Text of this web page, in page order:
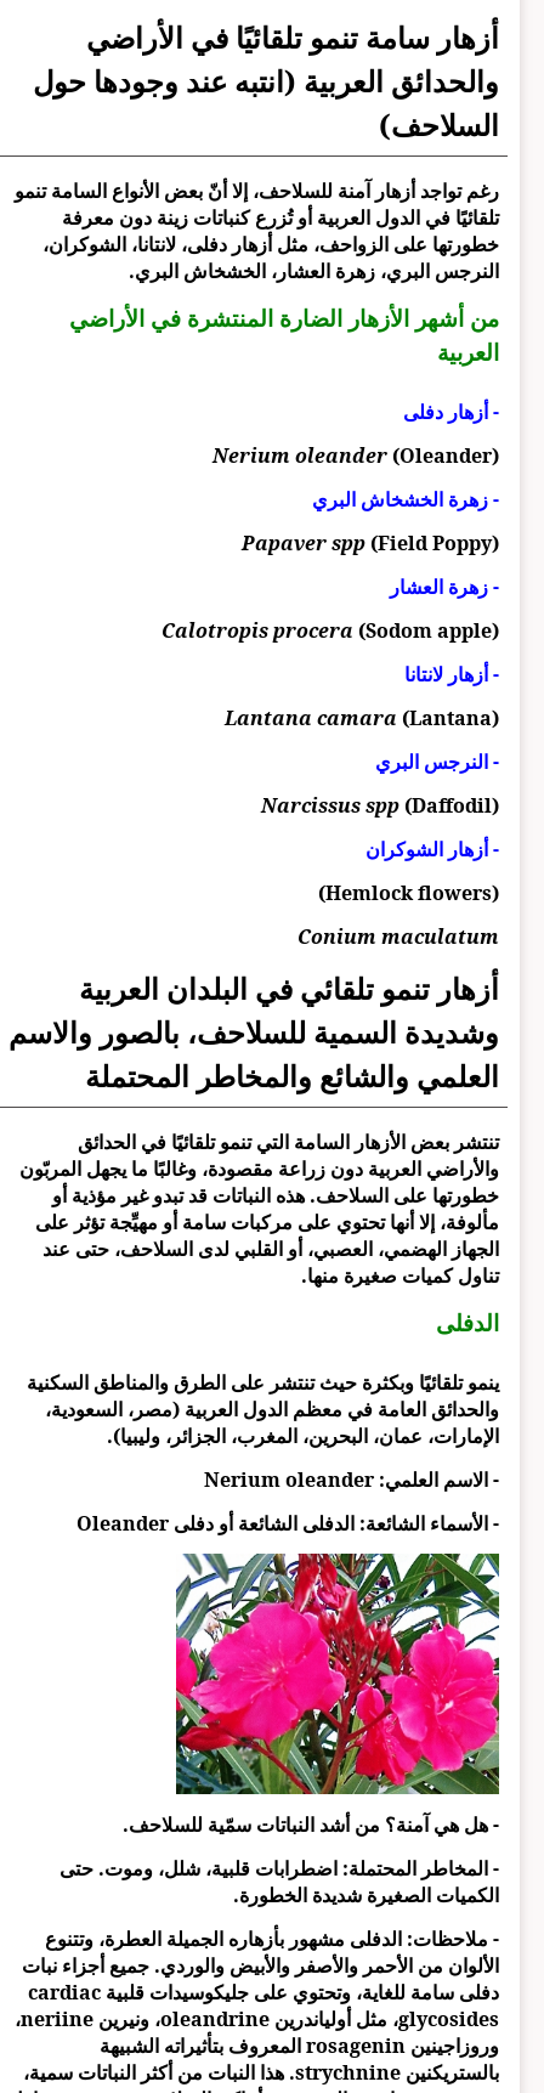
أزهار سامة تنمو تلقائيًا في الأراضي
والحدائق العربية (انتبه عند وجودها حول
السلاحف)
رغم تواجد أزهار آمنة للسلاحف، إلا أنّ بعض الأنواع السامة تنمو
تلقائيًا في الدول العربية أو تُزرع كنباتات زينة دون معرفة
خطورتها على الزواحف، مثل أزهار دفلى، لانتانا، الشوكران،
النرجس البري، زهرة العشار، الخشخاش البري.
من أشهر الأزهار الضارة المنتشرة في الأراضي
العربية
- أزهار دفلى
Nerium oleander
- زهرة الخشخاش البري
Papaver spp(Field Poppy)
- زهرة العشار
Calotropis procera(Sodom apple)
- أزهار لانتانا
Lantana camara
- النرجس البري
Narcissus spp
- أزهار الشوكران
Conium maculatum
أزهار تنمو تلقائي في البلدان العربية
وشديدة السمية للسلاحف، بالصور والاسم
العلمي والشائع والمخاطر المحتملة
تنتشر بعض الأزهار السامة التي تنمو تلقائيًا في الحدائق
والأراضي العربية دون زراعة مقصودة، وغالبًا ما يجهل المربّون
خطورتها على السلاحف. هذه النباتات قد تبدو غير مؤذية أو
مألوفة، إلا أنها تحتوي على مركبات سامة أو مهيِّجة تؤثر على
الجهاز الهضمي، العصبي، أو القلبي لدى السلاحف، حتى عند
تناول كميات صغيرة منها.
الدفلى
ينمو تلقائيًا وبكثرة حيث تنتشر على الطرق والمناطق السكنية
والحدائق العامة في معظم الدول العربية (مصر، السعودية،
الإمارات، عمان، البحرين، المغرب، الجزائر، وليبيا).
- الاسم العلمي: Nerium oleander
- الأسماء الشائعة: الدفلى الشائعة أو دفلى Oleander
- هل هي آمنة؟ من أشد النباتات سمّية للسلاحف.
- المخاطر المحتملة: اضطرابات قلبية، شلل، وموت. حتى
الكميات الصغيرة شديدة الخطورة.
- ملاحظات: الدفلى مشهور بأزهاره الجميلة العطرة، وتتنوع
الألوان من الأحمر والأصفر والأبيض والوردي. جميع أجزاء نبات
دفلى سامة للغاية، وتحتوي على جليكوسيدات قلبية cardiac
glycosides، مثل أولياندرين oleandrine، ونيرين neriine،
وروزاجينين rosagenin المعروف بتأثيراته الشبيهة
بالستريكنين strychnine. هذا النبات من أكثر النباتات سمية،